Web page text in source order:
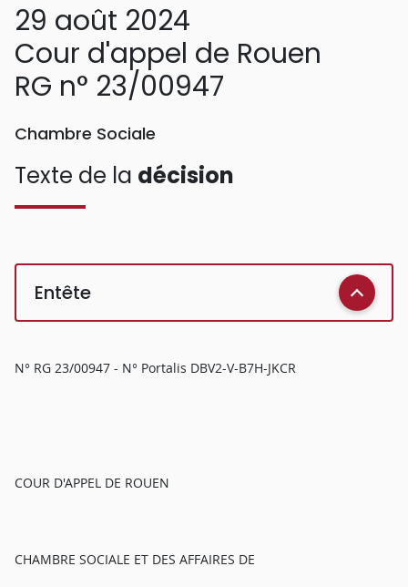
29 août 2024
Cour d'appel de Rouen
RG n° 23/00947
Chambre Sociale
Texte de la décision
Entête
N° RG 23/00947 - N° Portalis DBV2-V-B7H-JKCR
COUR D'APPEL DE ROUEN
CHAMBRE SOCIALE ET DES AFFAIRES DE